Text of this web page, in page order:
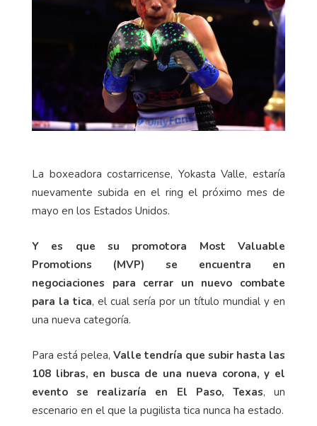
La boxeadora costarricense, Yokasta Valle, estaría
nuevamente subida en el ring el próximo mes de
mayo en los Estados Unidos.
Y es que su promotora Most Valuable
Promotions (MVP) se encuentra en
negociaciones para cerrar un nuevo combate
para la tica, el cual sería por un título mundial y en
una nueva categoría.
Para está pelea, Valle tendría que subir hasta las
108 libras, en busca de una nueva corona, y el
evento se realizaría en El Paso, Texas, un
escenario en el que la pugilista tica nunca ha estado.